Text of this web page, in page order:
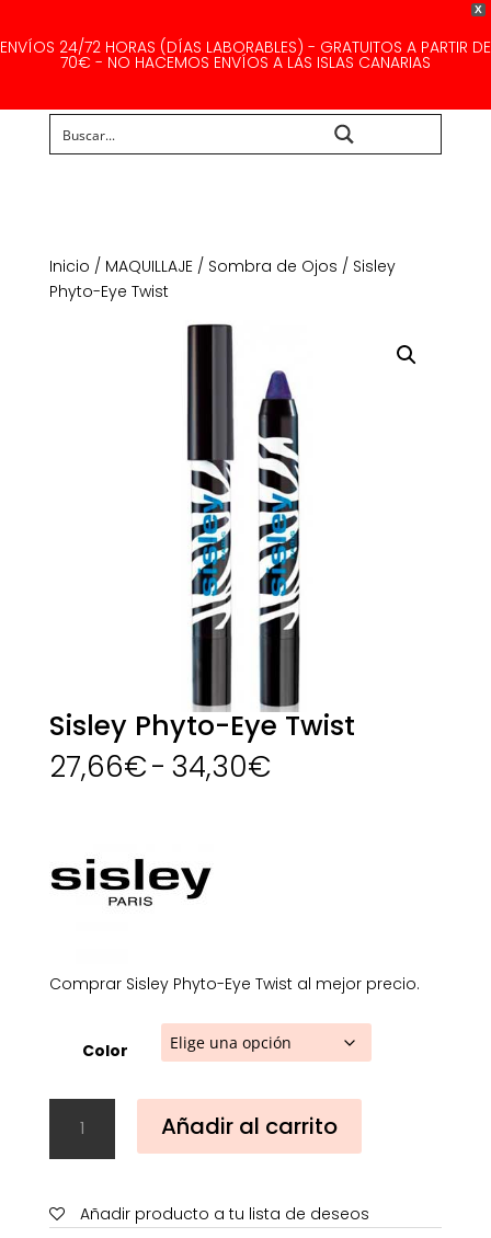
X
ENVÍOS 24/72 HORAS (DÍAS LABORABLES) - GRATUITOS A PARTIR DE
70€ - NO HACEMOS ENVÍOS A LAS ISLAS CANARIAS
Inicio / MAQUILLAJE/ Sombra de Ojos / Sisley
Phyto-Eye Twist
Sisley Phyto-Eye Twist
27,66€- 34,30€Rango
Comprar Sisley Phyto-Eye Twist al mejor precio.
Color
Phyto-
Eye
cantidad
Añadir al carrito
Añadir producto a tu lista de deseos